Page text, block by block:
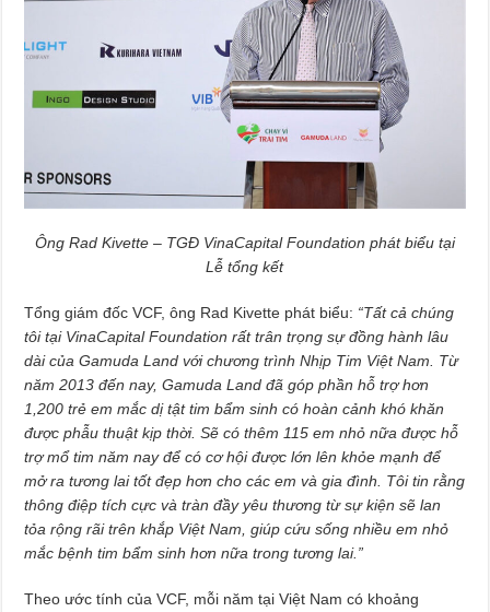
Ông Rad Kivette – TGĐ VinaCapital Foundation phát biểu tại
Lễ tổng kết
Tổng giám đốc VCF, ông Rad Kivette phát biểu: “Tất cả chúng
tôi tại VinaCapital Foundation rất trân trọng sự đồng hành lâu
dài của Gamuda Land với chương trình Nhịp Tim Việt Nam. Từ
năm 2013 đến nay, Gamuda Land đã góp phần hỗ trợ hơn
1,200 trẻ em mắc dị tật tim bẩm sinh có hoàn cảnh khó khăn
được phẫu thuật kịp thời. Sẽ có thêm 115 em nhỏ nữa được hỗ
trợ mổ tim năm nay để có cơ hội được lớn lên khỏe mạnh để
mở ra tương lai tốt đẹp hơn cho các em và gia đình. Tôi tin rằng
thông điệp tích cực và tràn đầy yêu thương từ sự kiện sẽ lan
tỏa rộng rãi trên khắp Việt Nam, giúp cứu sống nhiều em nhỏ
mắc bệnh tim bẩm sinh hơn nữa trong tương lai.”
Theo ước tính của VCF, mỗi năm tại Việt Nam có khoảng